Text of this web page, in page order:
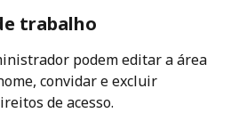
trabalho
podem editar a área
convidar e excluir
de acesso.